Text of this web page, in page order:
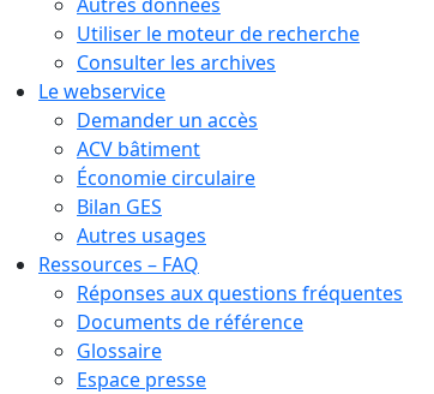
Utiliser le moteur de recherche
Consulter les archives
Le webservice
Demander un accès
ACV bâtiment
Économie circulaire
Bilan GES
Autres usages
Ressources – FAQ
Réponses aux questions fréquentes
Documents de référence
Glossaire
Espace presse